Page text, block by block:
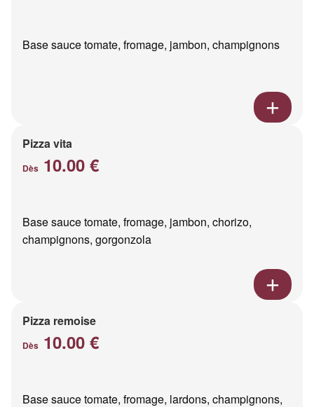
Base sauce tomate, fromage, jambon, champignons
Pizza vita
Dès 10.00 €
Base sauce tomate, fromage, jambon, chorizo,
champignons, gorgonzola
Pizza remoise
Dès 10.00 €
Base sauce tomate, fromage, lardons, champignons,